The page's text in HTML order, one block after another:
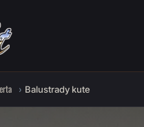
Balustrady kute